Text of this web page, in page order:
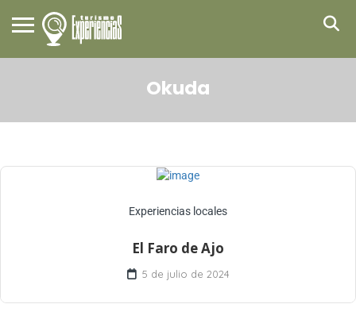
Okuda
Experiencias locales
El Faro de Ajo
5 de julio de 2024